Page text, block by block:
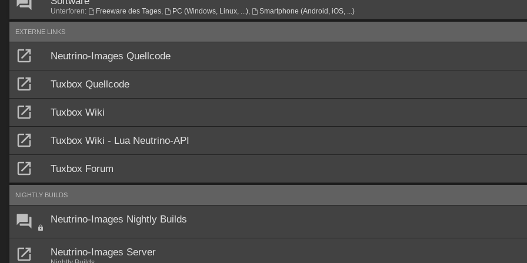
Unterforen: Freeware des Tages, PC (Windows, Linux, ...), Smartphone (Android, iOS, ...)
EXTERNE LINKS
Neutrino-Images Quellcode
Tuxbox Quellcode
Tuxbox Wiki
Tuxbox Wiki - Lua Neutrino-API
Tuxbox Forum
NIGHTLY BUILDS
Neutrino-Images Nightly Builds
Neutrino-Images Server